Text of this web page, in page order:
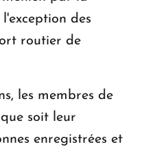
des
routier de
les membres de
soit leur
enregistrées et